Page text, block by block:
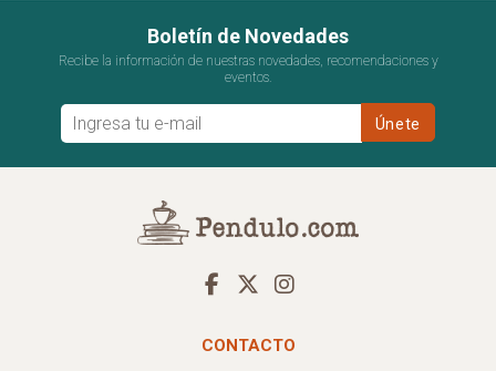
Boletín de Novedades
Recibe la información de nuestras novedades, recomendaciones y
eventos.
CONTACTO